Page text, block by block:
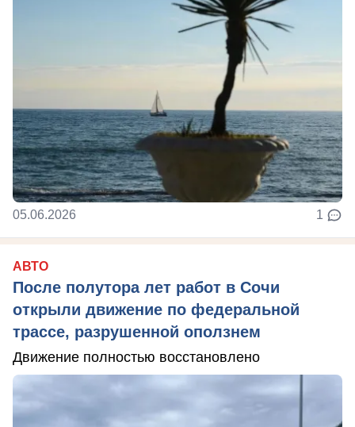
05.06.2026 1
АВТО
После полутора лет работ в Сочи
открыли движение по федеральной
трассе, разрушенной оползнем
Движение полностью восстановлено